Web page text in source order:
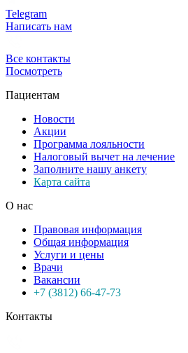
Telegram
Написать нам
Все контакты
Посмотреть
Пациентам
Новости
Акции
Программа лояльности
Налоговый вычет на лечение
Заполните нашу анкету
Карта сайта
О нас
Правовая информация
Общая информация
Услуги и цены
Врачи
Вакансии
+7 (3812) 66-47-73
Контакты